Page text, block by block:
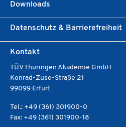
Downloads
Datenschutz & Barrierefreiheit
Kontakt
TÜV Thüringen Akademie GmbH
Konrad-Zuse-Straße 21
99099 Erfurt
Tel.: +49 (361) 301900-0
Fax: +49 (361) 301900-18